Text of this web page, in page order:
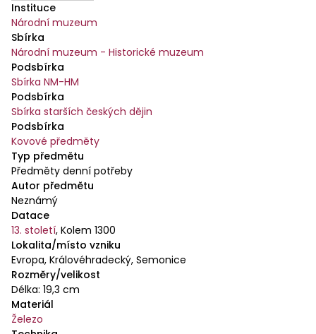
Instituce
Národní muzeum
Sbírka
Národní muzeum - Historické muzeum
Podsbírka
Sbírka NM-HM
Podsbírka
Sbírka starších českých dějin
Podsbírka
Kovové předměty
Typ předmětu
Předměty denní potřeby
Autor předmětu
Neznámý
Datace
13. století, Kolem 1300
Lokalita/místo vzniku
Evropa, Královéhradecký, Semonice
Rozměry/velikost
Délka: 19,3 cm
Materiál
Železo